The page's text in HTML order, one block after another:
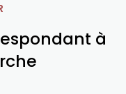
à